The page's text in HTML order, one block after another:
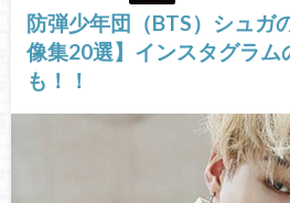
防弾少年団（BTS）シュガ
像集20選】インスタグラム
も！！